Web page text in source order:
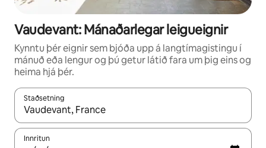
Vaudevant: Mánaðarlegar leigueignir
Kynntu þér eignir sem bjóða upp á langtímagistingu í
mánuð eða lengur og þú getur látið fara um þig eins og
heima hjá þér.
Staðsetning
Þegar niðurstöður liggja fyrir skaltu nota upp og niður
Innritun